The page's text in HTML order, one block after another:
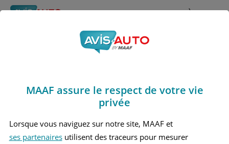
Rechercher À propos
Obtenir un devis d'assurance auto MAAF
Avis Mercedes benz
Marques>Mercedes benz > R500
MERCEDES BENZ R500 1 BREAK
MAAF assure le respect de votre vie
privée
Lorsque vous naviguez sur notre site, MAAF et
ses partenairesutilisent des traceurs pour mesurer